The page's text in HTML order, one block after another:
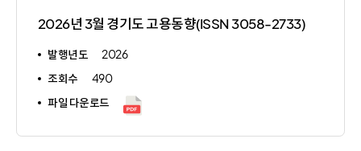
2026년 3월 경기도 고용동향(ISSN 3058-2733)
발행년도
2026
조회수
490
파일 다운로드